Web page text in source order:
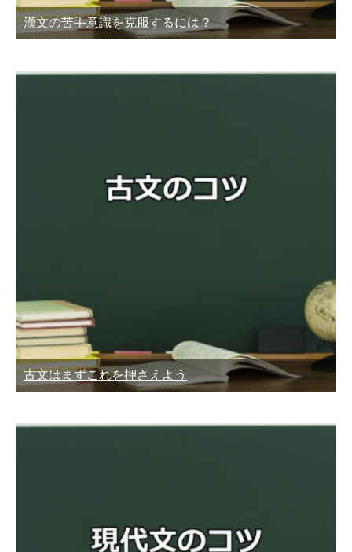
漢文の苦手意識を克服するには？
古文はまずこれを押さえよう